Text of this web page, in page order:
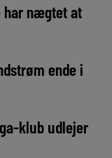
har nægtet at
ende i
klub udlejer